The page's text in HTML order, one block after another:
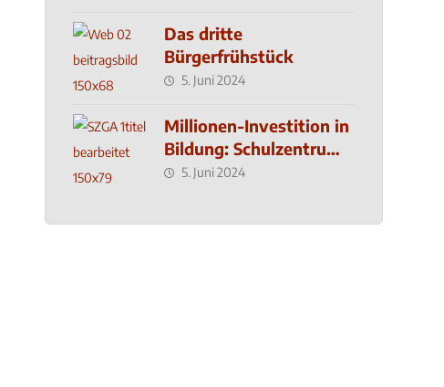
Das dritte
Bürgerfrühstück
5. Juni 2024
Millionen-Investition in
Bildung: Schulzentrum-
Neubau
5. Juni 2024